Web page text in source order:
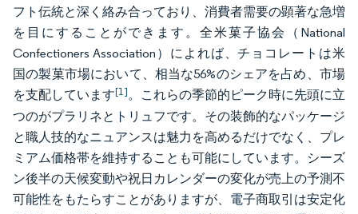
フト伝統と深く絡み合っており、消費者需要の顕著な急増
を目にすることができます。全米菓子協会（National
Confectioners Association）によれば、チョコレートは米
国の製菓市場において、相当な56%のシェアを占め、市場
を支配しています[1]。これらの季節的ピーク時に先頭に立
つのがプラリネとトリュフです。その装飾的なパッケージ
と職人技的なニュアンスは魅力を高めるだけでなく、プレ
ミアム価格帯を維持することも可能にしています。シーズ
ン後半の天候変動や祝日カレンダーの変化が売上の予測不
可能性をもたらすことがありますが、電子商取引は安定化